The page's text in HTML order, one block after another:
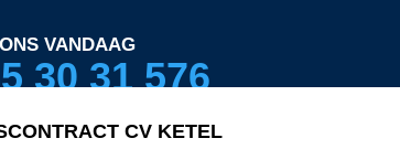
VANDAAG
30 31 576
CV KETEL